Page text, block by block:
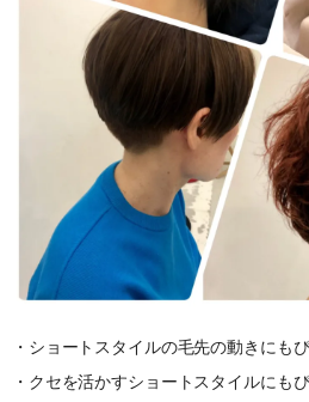
・ショートスタイルの毛先の動きにもぴ
・クセを活かすショートスタイルにもぴ